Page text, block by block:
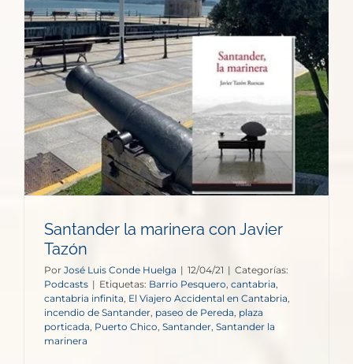
Santander la marinera con Javier
Tazón
Por José Luis Conde Huelga | 12/04/21 | Categorías:
Podcasts | Etiquetas: Barrio Pesquero, cantabria,
cantabria infinita, El Viajero Accidental en Cantabria,
incendio de Santander, paseo de Pereda, plaza
porticada, Puerto Chico, Santander, Santander la
marinera